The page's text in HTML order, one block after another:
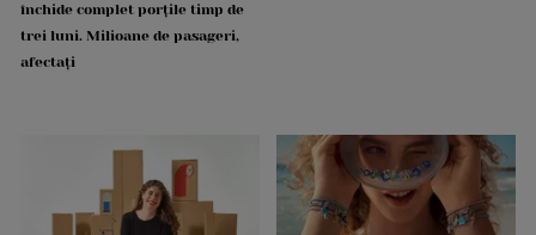
închide complet porțile timp de
trei luni. Milioane de pasageri,
afectați